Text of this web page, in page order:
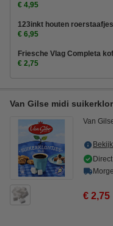
€ 4,95
123inkt houten
€ 6,95
Friesche Vlag Completa
€ 2,75
Van Gilse midi
Van
€ 2,75